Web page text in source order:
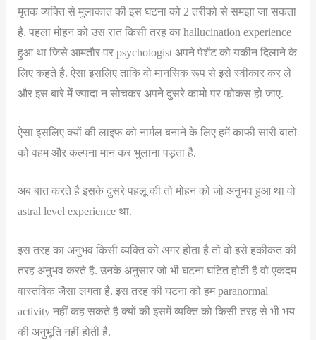
मृतक व्यक्ति से मुलाकात की इस घटना को 2 तरीको से समझा जा सकता
है. पहला मोहन को उस रात किसी तरह का hallucination experience
हुआ था जिसे आमतौर पर psychologist अपने पेशेंट को यकीन दिलाने के
लिए कहते है. ऐसा इसलिए ताकि वो मानसिक रूप से इसे स्वीकार कर ले
और इस बारे में ज्यादा न सोचकर अपने दुसरे कामो पर फोकस हो जाए.
ऐसा इसलिए क्यों की लाइफ को नार्मल बनाने के लिए हमें काफी सारी बातो
को वहम और कल्पना मान कर भुलाना पड़ता है.
अब बात करते है इसके दुसरे पहलू की तो मोहन को जो अनुभव हुआ था वो
astral level experience था.
इस तरह का अनुभव किसी व्यक्ति को अगर होता है तो वो इसे हकीकत की
तरह अनुभव करते है. उनके अनुसार जो भी घटना घटित होती है वो एकदम
वास्तविक जैसा लगता है. इस तरह की घटना को हम paranormal
activity नहीं कह सकते है क्यों की इसमें व्यक्ति को किसी तरह से भी भय
की अनुभूति नहीं होती है.